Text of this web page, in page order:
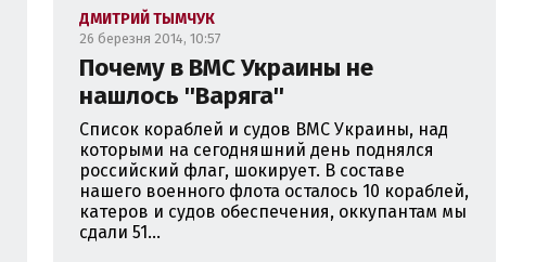
ДМИТРИЙ ТЫМЧУК
26 березня 2014, 10:57
Почему в ВМС Украины не
нашлось ''Варяга''
Список кораблей и судов ВМС Украины, над
которыми на сегодняшний день поднялся
российский флаг, шокирует. В составе
нашего военного флота осталось 10 кораблей,
катеров и судов обеспечения, оккупантам мы
сдали 51...